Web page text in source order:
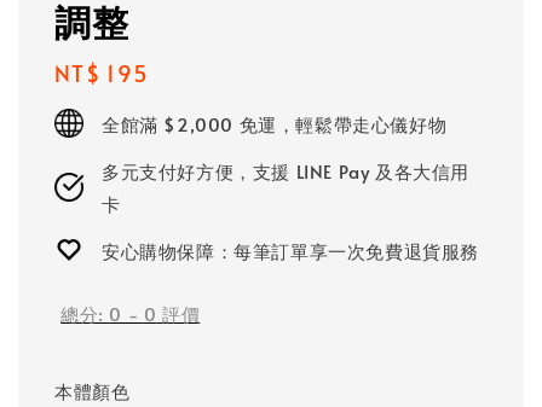
調整
Regular
price
NT$ 195
全館滿 $2,000 免運，輕鬆帶走心儀好物
多元支付好方便，支援 LINE Pay 及各大信用
卡
安心購物保障：每筆訂單享一次免費退貨服務
總分: 0 - 0 評價
本體顏色